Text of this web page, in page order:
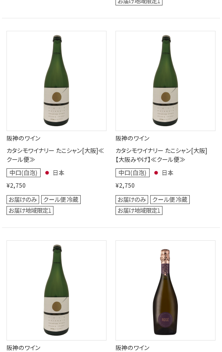
阪神のワイン
カタシモワイナリー たこシャン[大阪]≪
クール便≫
¥2,750
阪神のワイン
カタシモワイナリー たこシャン[大阪]
【大阪みやげ】≪クール便≫
¥2,750
阪神のワイン
阪神のワイン